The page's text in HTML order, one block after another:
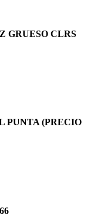
GRUESO CLRS
PUNTA (PRECIO